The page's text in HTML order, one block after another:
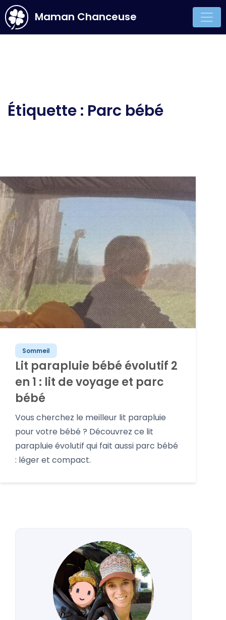
Main Navigation
Maman Chanceuse
Étiquette : Parc bébé
Sommeil
Lit parapluie bébé évolutif 2
en 1 : lit de voyage et parc
bébé
Vous cherchez le meilleur lit parapluie
pour votre bébé ? Découvrez ce lit
parapluie évolutif qui fait aussi parc bébé
: léger et compact.